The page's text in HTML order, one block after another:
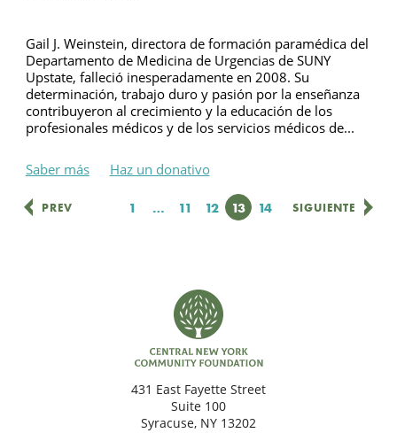
Gail J. Weinstein, directora de formación paramédica del
Departamento de Medicina de Urgencias de SUNY
Upstate, falleció inesperadamente en 2008. Su
determinación, trabajo duro y pasión por la enseñanza
contribuyeron al crecimiento y la educación de los
profesionales médicos y de los servicios médicos de...
Saber más Haz un donativo
PREV Página
1 … Página
11 Página
12 Página
13 Página
14 SIGUIENTE
431 East Fayette Street
Suite 100
Syracuse, NY 13202